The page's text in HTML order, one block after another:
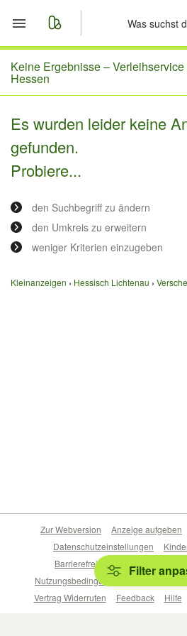
Start
Merkliste
Nachrichten
Anzeige aufgeben
Keine Ergebnisse –
Hessen
Es wurden leider keine
gefunden.
Probiere...
den Suchbegriff zu ändern
den Umkreis zu erweitern
weniger Kriterien einzugeben
Kleinanzeigen Hessisch Lichtenau
Filter
Zur Webversion Anzeige aufgeben
Datenschutzeinstellungen
Barrierefreiheitserklärung
Nutzungsbedingungen
Beliebte
Vertrag Widerrufen
Feedback Hilfe